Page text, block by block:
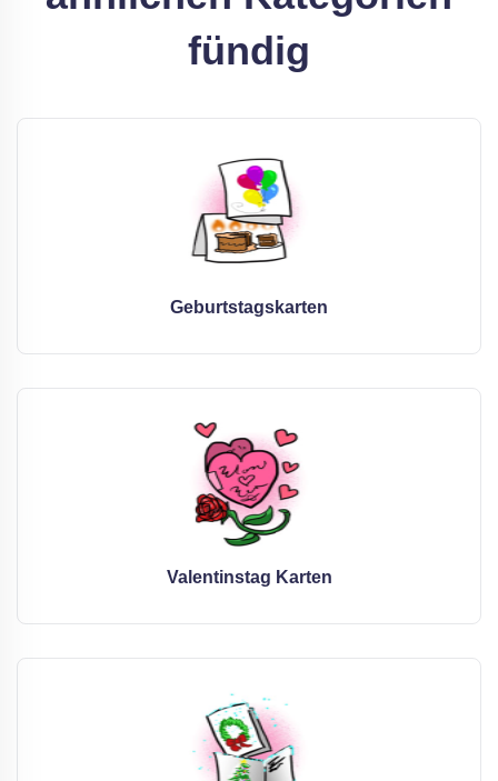
fündig
Geburtstagskarten
Valentinstag Karten